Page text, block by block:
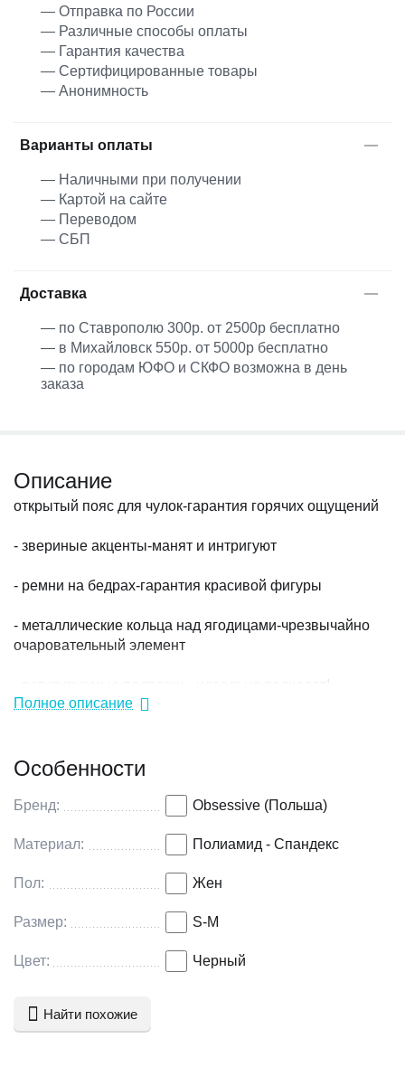
— Отправка по России
— Различные способы оплаты
— Гарантия качества
— Сертифицированные товары
— Анонимность
Варианты оплаты
— Наличными при получении
— Картой на сайте
— Переводом
— СБП
Доставка
— по Ставрополю 300р. от 2500р бесплатно
— в Михайловск 550р. от 5000р бесплатно
— по городам ЮФО и СКФО возможна в день
заказа
Описание
открытый пояс для чулок-гарантия горячих ощущений
- звериные акценты-манят и интригуют
- ремни на бедрах-гарантия красивой фигуры
- металлические кольца над ягодицами-чрезвычайно
очаровательный элемент
- регулируемые подвязки - идеально подходят!
Полное описание
Особенности
Бренд: Obsessive (Польша)
Материал: Полиамид - Спандекс
Пол: Жен
Размер: S-M
Цвет: Черный
Найти похожие